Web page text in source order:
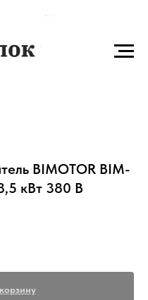
BIMOTOR BIM-
кВт 380 В